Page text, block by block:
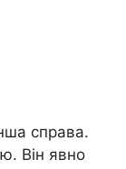
справа.
Він явно